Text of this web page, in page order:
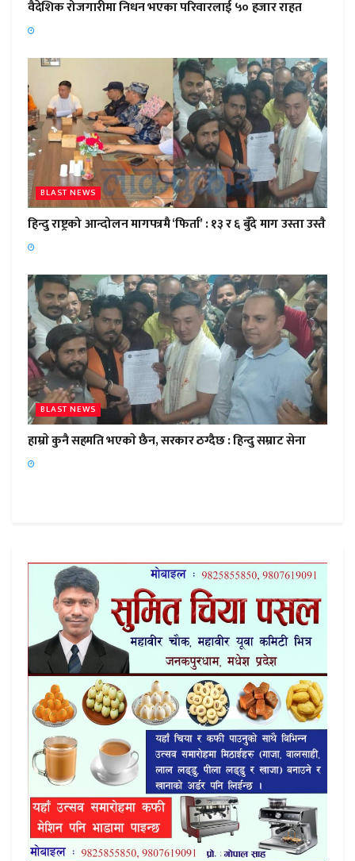
वैदेशिक रोजगारीमा निधन भएका परिवारलाई ५० हजार राहत
BLAST NEWS
हिन्दु राष्ट्रको आन्दोलन मागपत्रमै ‘फिर्ता’ : १३ र ६ बुँदे माग उस्ता उस्तै
BLAST NEWS
हाम्राे कुनै सहमति भएकाे छैन, सरकार ठग्दैछ : हिन्दु सम्राट सेना